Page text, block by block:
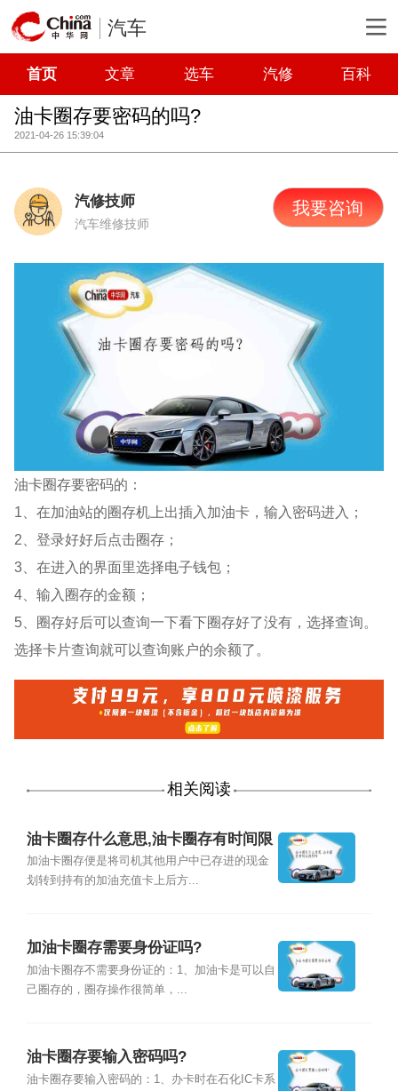
汽车
首页 文章 选车 汽修 百科
油卡圈存要密码的吗?
2021-04-26 15:39:04
汽修技师
汽车维修技师
我要咨询
油卡圈存要密码的：
1、在加油站的圈存机上出插入加油卡，输入密码进入；
2、登录好好后点击圈存；
3、在进入的界面里选择电子钱包；
4、输入圈存的金额；
5、圈存好后可以查询一下看下圈存好了没有，选择查询。
选择卡片查询就可以查询账户的余额了。
相关阅读
油卡圈存什么意思,油卡圈存有时间限
制吗
加油卡圈存便是将司机其他用户中已存进的现金
划转到持有的加油充值卡上后方...
加油卡圈存需要身份证吗?
加油卡圈存不需要身份证的：1、加油卡是可以自
己圈存的，圈存操作很简单，...
油卡圈存要输入密码吗?
油卡圈存要输入密码的：1、办卡时在石化IC卡系